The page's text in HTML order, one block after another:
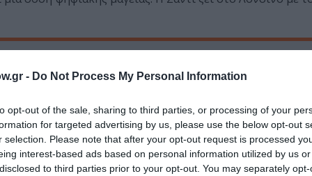
- Do Not Process My Personal Information
opt-out of the sale, sharing to third parties, or processing of your
for targeted advertising by us, please use the below opt-out
selection. Please note that after your opt-out request is processed
interest-based ads based on personal information utilized by us
to third parties prior to your opt-out. You may separately
12,96€, ISBN: 978-618-01-5879-3 | Μετάφραση: Ράνια
πρώτοι όλες τις ειδήσεις
στοCulturenow.gr